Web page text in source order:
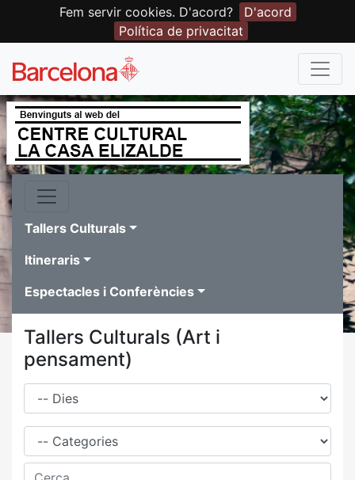
Fem servir cookies. D'acord?
D'acord
Política de privacitat
Tallers Culturals
Itineraris
Espectacles i Conferències
Tallers Culturals (Art i
pensament)
Dies
Família
Cerca